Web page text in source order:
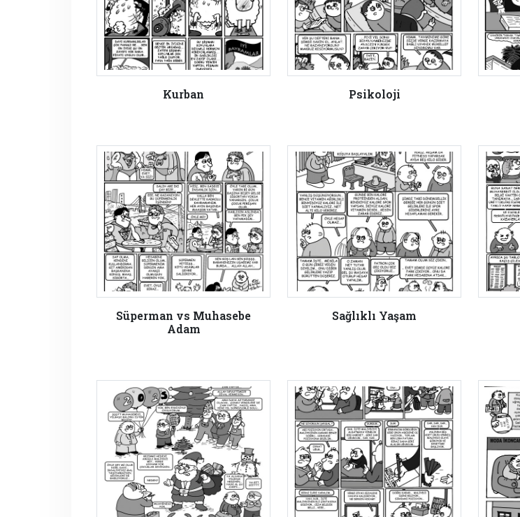
Kurban Psikoloji
Süperman vs Muhasebe
Adam
Sağlıklı Yaşam